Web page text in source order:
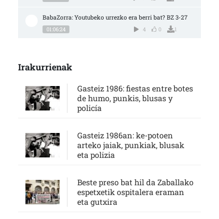
BabaZorra: Youtubeko urrezko era berri bat? BZ 3-27
01:06:24 4 0 1
Irakurrienak
Gasteiz 1986: fiestas entre botes
de humo, punkis, blusas y
policía
Gasteiz 1986an: ke-potoen
arteko jaiak, punkiak, blusak
eta polizia
Beste preso bat hil da Zaballako
espetxetik ospitalera eraman
eta gutxira